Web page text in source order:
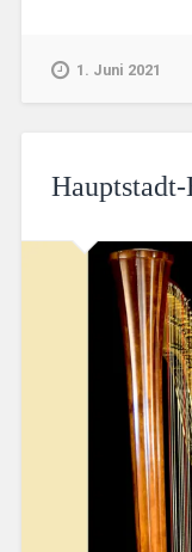
1. Juni 2021